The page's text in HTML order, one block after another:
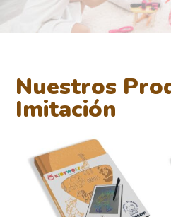
Nuestros
Imitación